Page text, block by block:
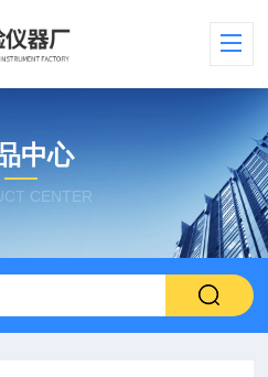
中心
CENTER